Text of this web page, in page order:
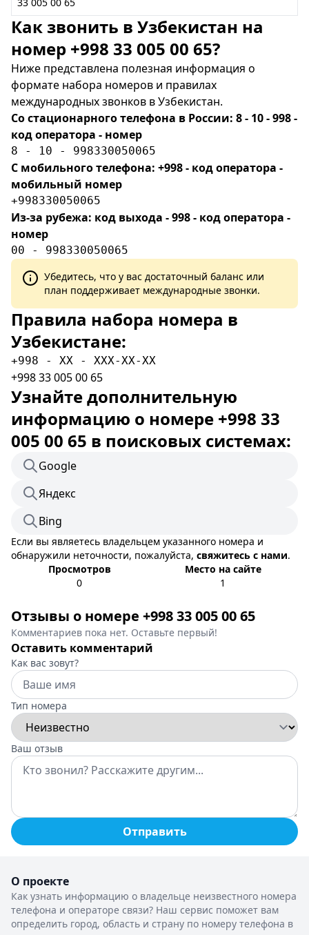
Как звонить в Узбекистан на
номер +998 33 005 00 65?
Ниже представлена полезная информация о
формате набора номеров и правилах
международных звонков в Узбекистан.
Со стационарного телефона в России: 8 - 10 - 998 -
код оператора - номер
8 - 10 - 998330050065
С мобильного телефона: +998 - код оператора -
мобильный номер
+998330050065
Из-за рубежа: код выхода - 998 - код оператора -
номер
00 - 998330050065
Убедитесь, что у вас достаточный баланс или
план поддерживает международные звонки.
Правила набора номера в
Узбекистане:
+998 - XX - XXX-XX-XX
+998 33 005 00 65
Узнайте дополнительную
информацию о номере +998 33
005 00 65 в поисковых системах:
Google
Яндекс
Bing
Если вы являетесь владельцем указанного номера и
обнаружили неточности, пожалуйста, свяжитесь с нами.
Просмотров
0
Место на сайте
1
Отзывы о номере +998 33 005 00 65
Комментариев пока нет. Оставьте первый!
Оставить комментарий
Как вас зовут?
Тип номера
Ваш отзыв
Отправить
О проекте
Как узнать информацию о владельце неизвестного номера
телефона и операторе связи? Наш сервис поможет вам
определить город, область и страну по номеру телефона в